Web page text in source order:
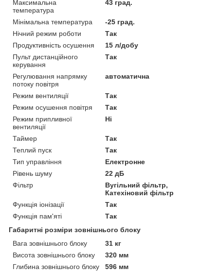
Максимальна
температура
43 град.
Мінімальна температура
-25 град.
Нічний режим роботи
Так
Продуктивність осушення
15 л/добу
Пульт дистанційного
керування
Так
Регулювання напрямку
потоку повітря
автоматична
Режим вентиляції
Так
Режим осушення повітря
Так
Режим припливної
вентиляції
Ні
Таймер
Так
Теплий пуск
Так
Тип управління
Електронне
Рівень шуму
22 дБ
Фільтр
Вугільний фільтр,
Катехіновий фільтр
Функція іонізації
Так
Функція пам'яті
Так
Габаритні розміри зовнішнього блоку
Вага зовнішнього блоку
31 кг
Висота зовнішнього блоку
320 мм
Глибина зовнішнього блоку
596 мм